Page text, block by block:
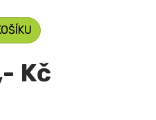
Kč